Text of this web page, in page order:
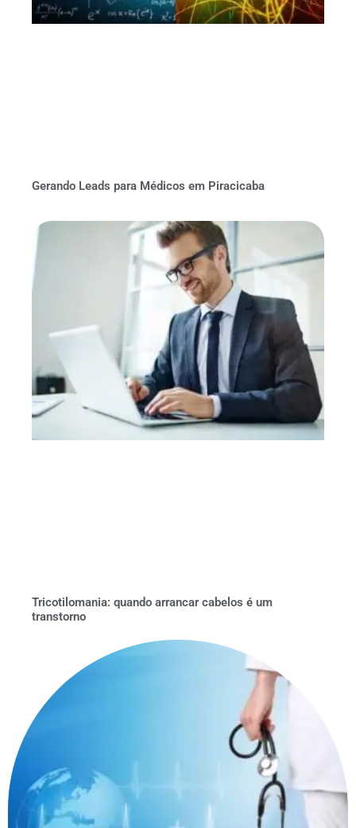
Gerando Leads para Médicos em Piracicaba
Tricotilomania: quando arrancar cabelos é um
transtorno